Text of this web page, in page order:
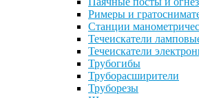
Римеры и
Станции
Течеискатели
Течеискатели
Трубогибы
Труборасширители
Труборезы